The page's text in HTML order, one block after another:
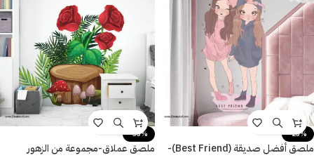
-25%
ملصق أفضل صديقة (Best Friend)-
-33%
ملصق عملاق-مجموعة من الزهور